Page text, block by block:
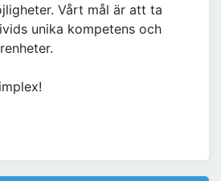
Vårt mål är att ta
unika kompetens och